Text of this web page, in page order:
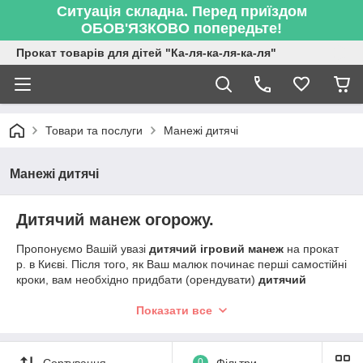
Ситуація складна. Перед приїздом
ОБОВ'ЯЗКОВО попередьте!
Прокат товарів для дітей "Ка-ля-ка-ля-ка-ля"
Товари та послуги Манежі дитячі
Манежі дитячі
Дитячий манеж огорожу.
Пропонуємо Вашій увазі дитячий ігровий манеж на прокат
р. в Києві. Після того, як Ваш малюк починає перші самостійні
кроки, вам необхідно придбати (орендувати) дитячий
пересуватися в безпечному просторі. У дитини з'являється
Манеж для дітей.
Показати все